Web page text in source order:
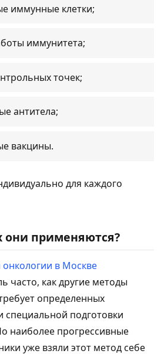
иммунные клетки;
иммунитета;
точек;
антитела;
вакцины.
для каждого
они применяются?
в Москве
часто, как другие методы
определенных
специальной подготовки
наиболее прогрессивные
уже взяли этот метод себе